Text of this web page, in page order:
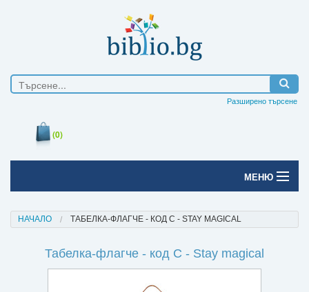
Разширено търсене
(0)
МЕНЮ
Електронни книги
НАЧАЛО ТАБЕЛКА-ФЛАГЧЕ - КОД C - STAY MAGICAL
Табелка-флагче - код C - Stay magical